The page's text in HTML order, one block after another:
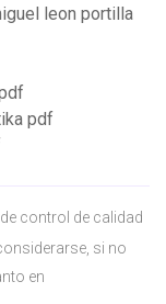
leon portilla
pdf
control de calidad
si no
en